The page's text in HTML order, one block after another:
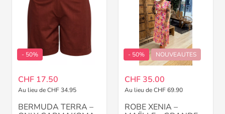
- 50%
CHF 17.50
Au lieu de CHF 34.95
BERMUDA TERRA –
- 50% NOUVEAUTES
CHF 35.00
Au lieu de CHF 69.90
ROBE XENIA –